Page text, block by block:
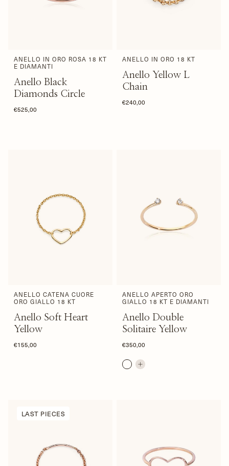
ANELLO IN ORO ROSA 18 KT
E DIAMANTI
Anello Black
Diamonds Circle
€525,00
ANELLO IN ORO 18 KT
Anello Yellow L
Chain
€240,00
ANELLO CATENA CUORE
ORO GIALLO 18 KT
Anello Soft Heart
Yellow
€155,00
ANELLO APERTO ORO
GIALLO 18 KT E DIAMANTI
Anello Double
Solitaire Yellow
€350,00
LAST PIECES